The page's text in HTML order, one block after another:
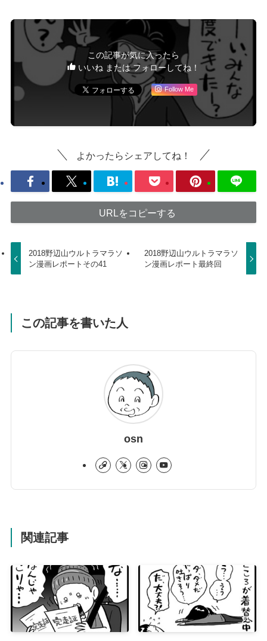
この記事が気に入ったら
いいね または フォローしてね！
Follow Me
よかったらシェアしてね！
URLをコピーする
2018野辺山ウルトラマラソ
ン漫画レポートその41
2018野辺山ウルトラマラソ
ン漫画レポート最終回
この記事を書いた人
osn
関連記事